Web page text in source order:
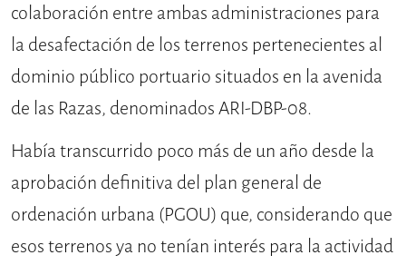
colaboración entre ambas administraciones para
la desafectación de los terrenos pertenecientes al
dominio público portuario situados en la avenida
de las Razas, denominados ARI-DBP-08.
Había transcurrido poco más de un año desde la
aprobación definitiva del plan general de
ordenación urbana (PGOU) que, considerando que
esos terrenos ya no tenían interés para la actividad